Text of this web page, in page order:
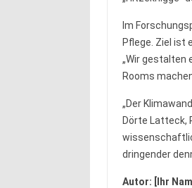
Im
Pflege. Ziel ist
„Wir gestalten
Rooms
„Der
Dörte Latteck,
dringender
Autor: [Ihr